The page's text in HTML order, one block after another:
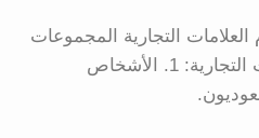
التجارية المجموعات
المصرح لها بتسجيل العلامات التجارية: 1. الأشخاص